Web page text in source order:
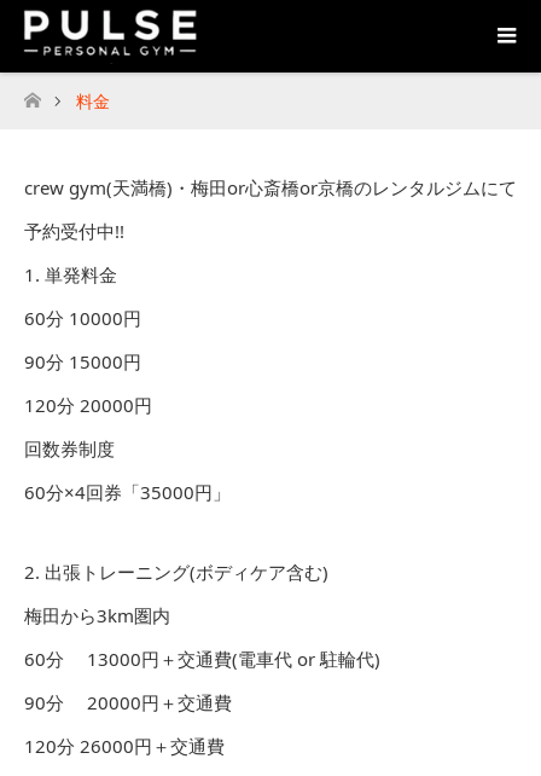
ホーム
料金
crew gym(天満橋)・梅田or心斎橋or京橋のレンタルジムにて
予約受付中!!
1. 単発料金
60分 10000円
90分 15000円
120分 20000円
回数券制度
60分×4回券「35000円」
2. 出張トレーニング(ボディケア含む)
梅田から3km圏内
60分 13000円＋交通費(電車代 or 駐輪代)
90分 20000円＋交通費
120分 26000円＋交通費